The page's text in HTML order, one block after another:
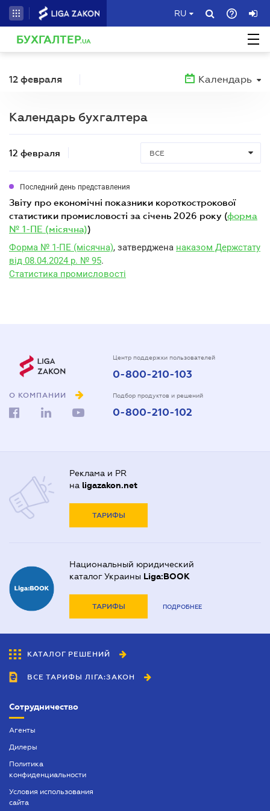
RU
БУХГАЛТЕР.UA
12 февраля Календарь
Календарь бухгалтера
12 февраля ВСЕ
Последний день представления
звіту про економічні показники короткострокової
статистики промисловості за січень 2026 року (форма
№ 1-ПЕ (місячна))
Форма № 1-ПЕ (місячна), затверджена наказом Держстату
від 08.04.2024 р. № 95.
Статистика промисловості
О КОМПАНИИ
Центр поддержки пользователей
0-800-210-103
Подбор продуктов и решений
0-800-210-102
Реклама и PR
на ligazakon.net
ТАРИФЫ
Национальный юридический
каталог Украины Liga:BOOK
ТАРИФЫ ПОДРОБНЕЕ
КАТАЛОГ РЕШЕНИЙ
ВСЕ ТАРИФЫ ЛІГА:ЗАКОН
Сотрудничество
Агенты
Дилеры
Политика
конфиденциальности
Условия использования
сайта